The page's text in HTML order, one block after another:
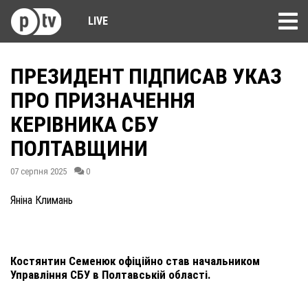
LIVE
ПРЕЗИДЕНТ ПІДПИСАВ УКАЗ
ПРО ПРИЗНАЧЕННЯ
КЕРІВНИКА СБУ
ПОЛТАВЩИНИ
07 серпня 2025 0
Яніна Климань
Костянтин Семенюк офіційно став начальником
Управління СБУ в Полтавській області.